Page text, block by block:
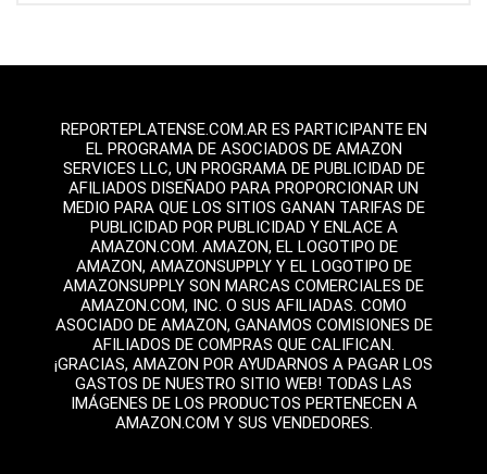
REPORTEPLATENSE.COM.AR ES PARTICIPANTE EN
EL PROGRAMA DE ASOCIADOS DE AMAZON
SERVICES LLC, UN PROGRAMA DE PUBLICIDAD DE
AFILIADOS DISEÑADO PARA PROPORCIONAR UN
MEDIO PARA QUE LOS SITIOS GANAN TARIFAS DE
PUBLICIDAD POR PUBLICIDAD Y ENLACE A
AMAZON.COM. AMAZON, EL LOGOTIPO DE
AMAZON, AMAZONSUPPLY Y EL LOGOTIPO DE
AMAZONSUPPLY SON MARCAS COMERCIALES DE
AMAZON.COM, INC. O SUS AFILIADAS. COMO
ASOCIADO DE AMAZON, GANAMOS COMISIONES DE
AFILIADOS DE COMPRAS QUE CALIFICAN.
¡GRACIAS, AMAZON POR AYUDARNOS A PAGAR LOS
GASTOS DE NUESTRO SITIO WEB! TODAS LAS
IMÁGENES DE LOS PRODUCTOS PERTENECEN A
AMAZON.COM Y SUS VENDEDORES.